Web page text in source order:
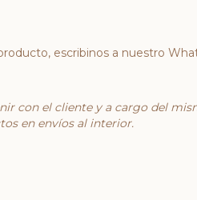
escribinos a nuestro
con el cliente y a cargo del
en envíos al interior.